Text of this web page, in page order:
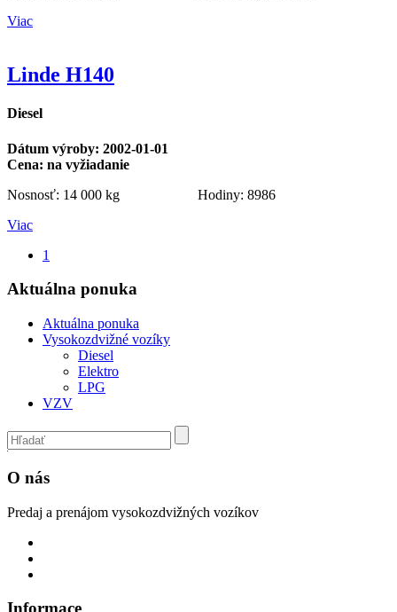
Viac
Linde H140
Diesel
Dátum výroby: 2002-01-01
Cena: na vyžiadanie
Nosnosť: 14 000 kg Hodiny: 8986
Viac
1
Aktuálna ponuka
Aktuálna ponuka
Vysokozdvižné vozíky
Diesel
Elektro
LPG
VZV
O nás
Predaj a prenájom vysokozdvižných vozíkov
Informace